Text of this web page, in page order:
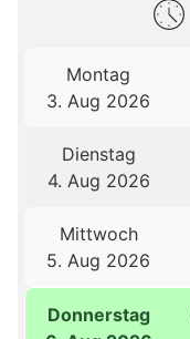
Montag
3. Aug 2026
Dienstag
4. Aug 2026
Mittwoch
5. Aug 2026
Donnerstag